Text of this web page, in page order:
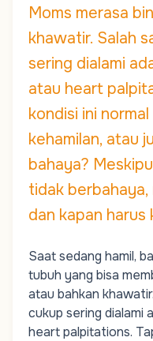
Moms merasa
khawatir. Salah
sering dialami
atau heart
kondisi ini
kehamilan, atau
bahaya?
tidak
dan kapan harus
Saat sedang hamil,
tubuh yang bisa
atau bahkan
cukup sering dialami
heart palpitations.